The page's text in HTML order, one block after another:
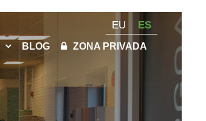
EU ES
BLOG ZONA PRIVADA